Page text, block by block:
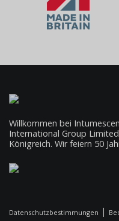
Willkommen bei
International Group
Königreich. Wir feiern 50
Datenschutzbestimmungen